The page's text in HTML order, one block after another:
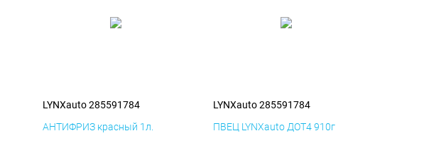
LYNXauto 285591784
АНТИФРИЗ красный 1л.
LYNXauto 285591784
ПВЕЦ LYNXauto ДОТ4 910г